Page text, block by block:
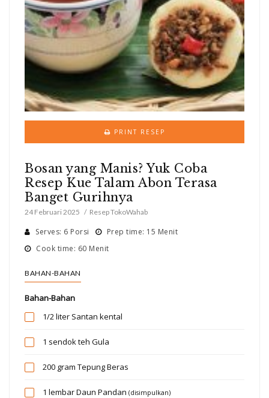
PRINT RESEP
Bosan yang Manis? Yuk Coba
Resep Kue Talam Abon Terasa
Banget Gurihnya
24 Februari 2025 Resep TokoWahab
Serves: 6 Porsi
Prep time: 15 Menit
Cook time: 60 Menit
BAHAN-BAHAN
Bahan-Bahan
1/2 liter Santan kental
1 sendok teh Gula
200 gram Tepung Beras
1 lembarDaun Pandan (disimpulkan)